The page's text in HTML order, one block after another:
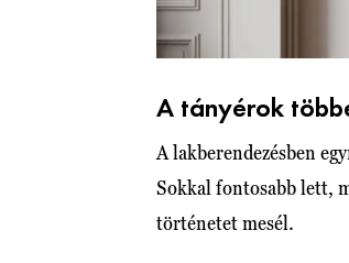
A tányérok
A lakberendezésben
Sokkal fontosabb lett,
történetet mesél.